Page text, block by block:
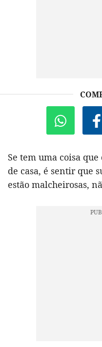
Se tem uma coisa
de casa, é sentir que
estão malcheirosas,